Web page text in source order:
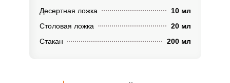
Десертная ложка
10 мл
Столовая ложка
20 мл
Стакан
200 мл